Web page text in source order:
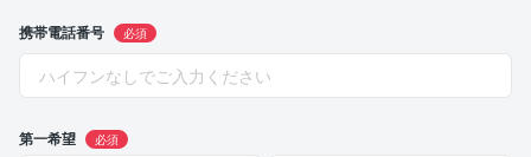
携帯電話番号 必須
第一希望 必須